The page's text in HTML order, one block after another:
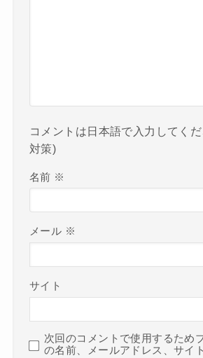
コメントは日本語で入力してく
対策)
名前 ※
メール ※
サイト
次回のコメントで使用するため
の名前、メールアドレス、サイ